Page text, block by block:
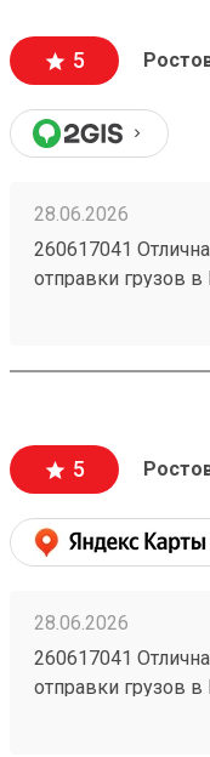
5
28.06.2026
260617041
отправки грузов
отправления
5
28.06.2026
260617041
отправки грузов